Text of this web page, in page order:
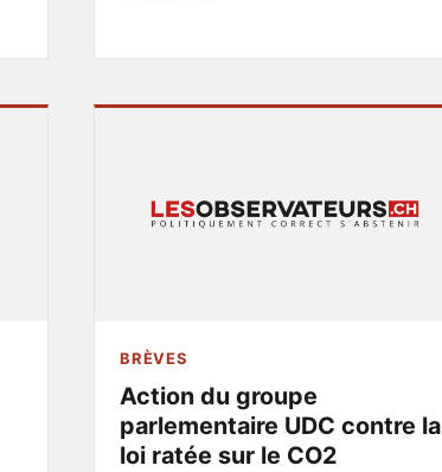
BRÈVES
Action du groupe
parlementaire UDC contre la
loi ratée sur le CO2